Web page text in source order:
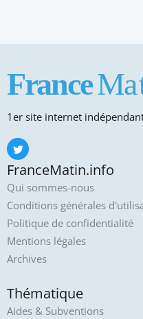
1er site internet
FranceMatin.info
Qui sommes-nous
Conditions générales
Politique de confidentialité
Mentions légales
Archives
Thématique
Aides & Subventions